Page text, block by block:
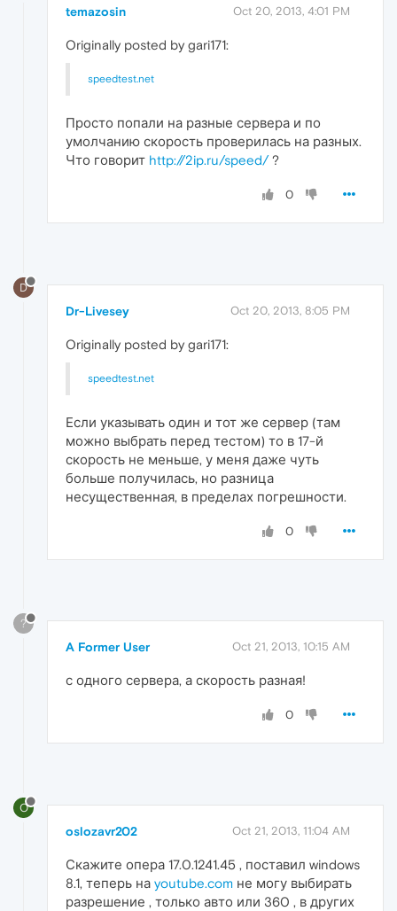
temazosin Oct 20, 2013, 4:01 PM
Originally posted by gari171:
speedtest.net
Просто попали на разные сервера и по
умолчанию скорость проверилась на разных.
Что говорит http://2ip.ru/speed/?
0
D
Dr-Livesey Oct 20, 2013, 8:05 PM
Originally posted by gari171:
speedtest.net
Если указывать один и тот же сервер (там
можно выбрать перед тестом) то в 17-й
скорость не меньше, у меня даже чуть
больше получилась, но разница
несущественная, в пределах погрешности.
0
?
A Former User Oct 21, 2013, 10:15 AM
с одного сервера, а скорость разная!
0
O
oslozavr202 Oct 21, 2013, 11:04 AM
Скажите опера 17.0.1241.45 , поставил windows
8.1, теперь на youtube.com не могу выбирать
разрешение , только авто или 360 , в других